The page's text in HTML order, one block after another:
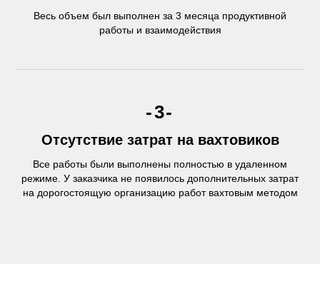
Весь объем был выполнен за 3 месяца продуктивной
работы и взаимодействия
-3-
Отсутствие затрат на вахтовиков
Все работы были выполнены полностью в удаленном
режиме. У заказчика не появилось дополнительных затрат
на дорогостоящую организацию работ вахтовым методом